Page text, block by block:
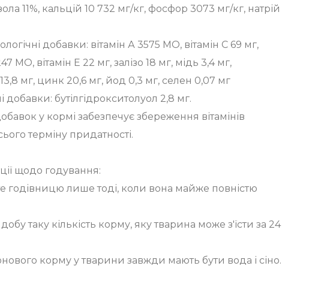
11%, кальцій 10 732 мг/кг, фосфор 3073 мг/кг, натрій
добавки: вітамін А 3575 МО, вітамін С 69 мг,
МО, вітамін Е 22 мг, залізо 18 мг, мідь 3,4 мг,
мг, цинк 20,6 мг, йод 0,3 мг, селен 0,07 мг
добавки: бутілгідрокситолуол 2,8 мг.
у кормі забезпечує збереження вітамінів
терміну придатності.
щодо годування:
годівницю лише тоді, коли вона майже повністю
таку кількість корму, яку тварина може з'їсти за 24
корму у тварини завжди мають бути вода і сіно.